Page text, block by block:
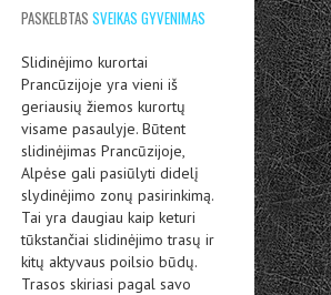
PASKELBTAS SVEIKAS GYVENIMAS
Slidinėjimo kurortai
Prancūzijoje yra vieni iš
geriausių žiemos kurortų
visame pasaulyje. Būtent
slidinėjimas Prancūzijoje,
Alpėse gali pasiūlyti didelį
slydinėjimo zonų pasirinkimą.
Tai yra daugiau kaip keturi
tūkstančiai slidinėjimo trasų ir
kitų aktyvaus poilsio būdų.
Trasos skiriasi pagal savo